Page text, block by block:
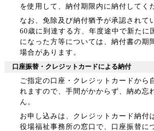
を使用して、納付期限内に納付してく
なお、免除及び納付猶予が承認されて
60歳に到達する方、年度途中で新たに
になった方等については、納付書の期
場合があります。
口座振替・クレジットカードによる納付
ご指定の口座・クレジットカードから
れますので、手間がかからず、納め忘
ん。
お申し込みは、クレジットカード納付
役場福祉事務所の窓口で、口座振替に